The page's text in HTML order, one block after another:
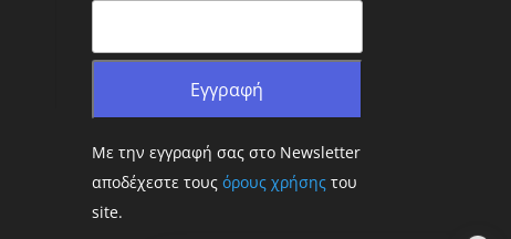
Με την εγγραφή σας στο Newsletter
αποδέχεστε τους όρους χρήσηςτου
site.